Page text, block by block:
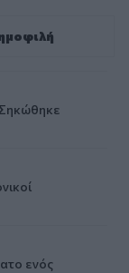
ενός